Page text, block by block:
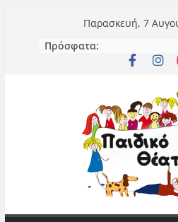
περιεχόμενο
Παρασκευή, 7
Πρόσφατα: